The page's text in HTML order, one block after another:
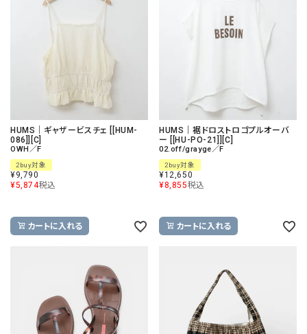
HUMS｜ギャザービスチェ [[HUM-
086]][C]
OWH／F
2buy対象
¥9,790
¥5,874税込
カートに入れる
HUMS｜裾ドロストロゴプルオーバ
ー [[HU-PO-21]][C]
02.off/grayge／F
2buy対象
¥12,650
¥8,855税込
カートに入れる